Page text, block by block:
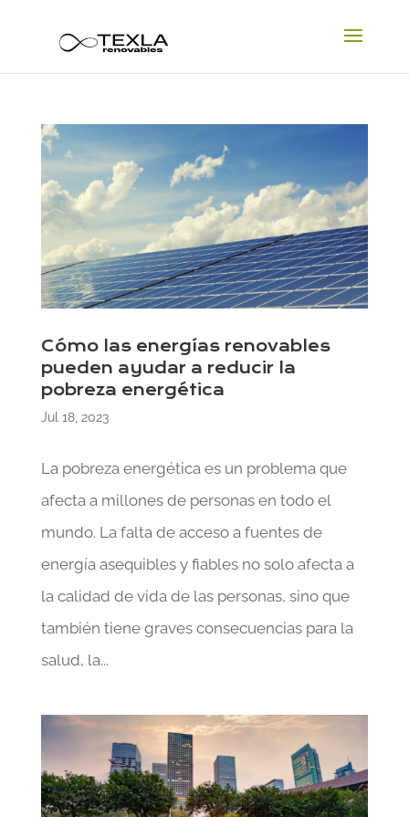
Cómo las energías renovables
pueden ayudar a reducir la
pobreza energética
Jul 18, 2023
La pobreza energética es un problema que
afecta a millones de personas en todo el
mundo. La falta de acceso a fuentes de
energía asequibles y fiables no solo afecta a
la calidad de vida de las personas, sino que
también tiene graves consecuencias para la
salud, la...